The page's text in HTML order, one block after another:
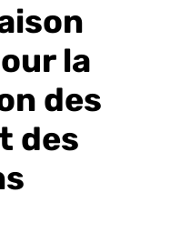
la
des
des